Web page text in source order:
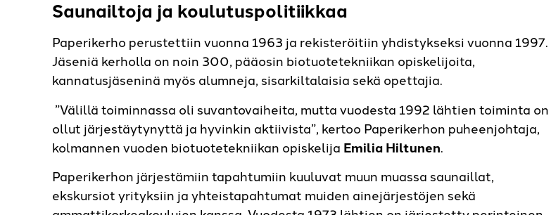
Saunailtoja ja koulutuspolitiikkaa
Paperikerho perustettiin vuonna 1963 ja rekisteröitiin yhdistykseksi vuonna 1997.
Jäseniä kerholla on noin 300, pääosin biotuotetekniikan opiskelijoita,
kannatusjäseninä myös alumneja, sisarkiltalaisia sekä opettajia.
”Välillä toiminnassa oli suvantovaiheita, mutta vuodesta 1992 lähtien toiminta on
ollut järjestäytynyttä ja hyvinkin aktiivista”, kertoo Paperikerhon puheenjohtaja,
kolmannen vuoden biotuotetekniikan opiskelija Emilia Hiltunen.
Paperikerhon järjestämiin tapahtumiin kuuluvat muun muassa saunaillat,
ekskursiot yrityksiin ja yhteistapahtumat muiden ainejärjestöjen sekä